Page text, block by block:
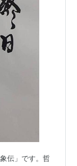
伝」です。哲